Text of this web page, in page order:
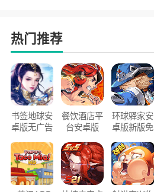
热门推荐
书签地球安
卓版无广告
餐饮酒店平
台安卓版
环球驿家安
卓版新版免